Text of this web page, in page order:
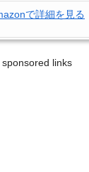
で詳細を見る
sponsored links